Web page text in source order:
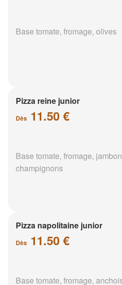
Base tomate, fromage, olives
Pizza reine junior
Dès 11.50 €
Base tomate, fromage,
champignons
Pizza napolitaine junior
Dès 11.50 €
Base tomate, fromage,